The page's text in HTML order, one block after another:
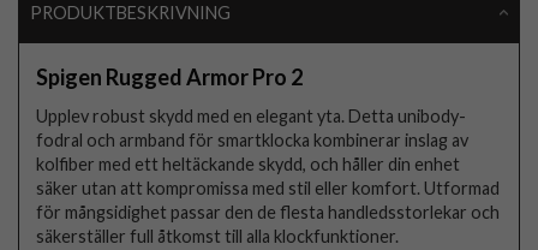
PRODUKTBESKRIVNING
Spigen Rugged Armor Pro 2
Upplev robust skydd med en elegant yta. Detta unibody-
fodral och armband för smartklocka kombinerar inslag av
kolfiber med ett heltäckande skydd, och håller din enhet
säker utan att kompromissa med stil eller komfort. Utformad
för mångsidighet passar den de flesta handledsstorlekar och
säkerställer full åtkomst till alla klockfunktioner.